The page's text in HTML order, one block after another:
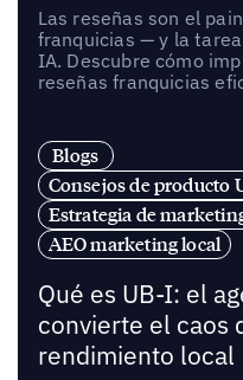
Las reseñas son el
franquicias — y la
IA. Descubre cómo
reseñas franquicias
Blogs
Consejos de producto
Estrategia de
AEO marketing local
Qué es UB-I: el
convierte el caos
rendimiento local